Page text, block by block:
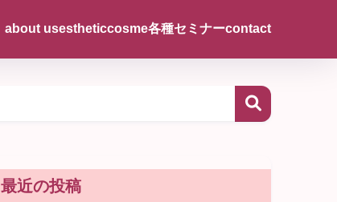
about usestheticcosme各種セミナーcontact
最近の投稿